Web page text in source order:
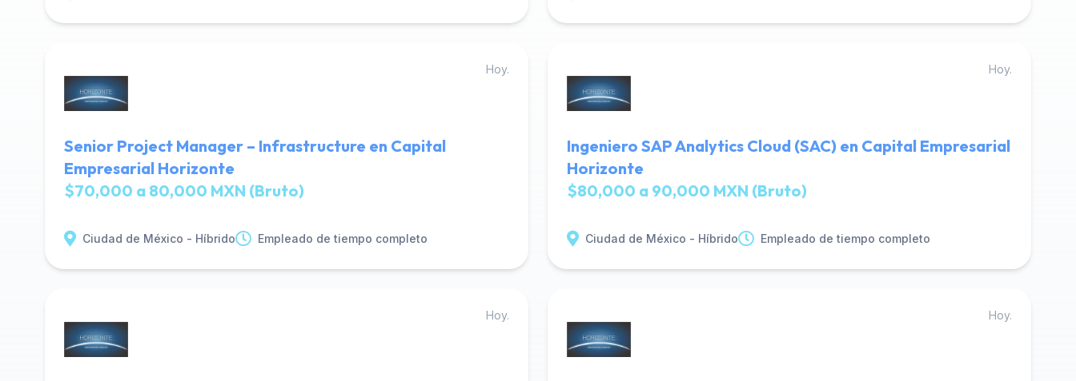
Hoy.
Senior Project Manager – Infrastructure en Capital
Empresarial Horizonte
$70,000 a 80,000 MXN (Bruto)
Ciudad de México - Híbrido Empleado de tiempo completo
Hoy.
Ingeniero SAP Analytics Cloud (SAC) en Capital Empresarial
Horizonte
$80,000 a 90,000 MXN (Bruto)
Ciudad de México - Híbrido Empleado de tiempo completo
Hoy. Hoy.